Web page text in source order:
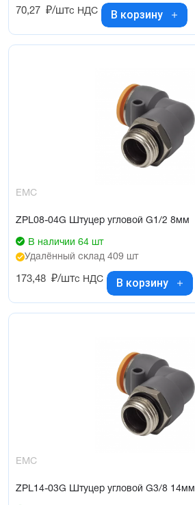
70,27 ₽/штс НДС В корзину
EMC
ZPL08-04G Штуцер угловой G1/2 8мм
В наличии 64 шт
Удалённый склад 409 шт
173,48 ₽/штс НДС В корзину
EMC
ZPL14-03G Штуцер угловой G3/8 14мм